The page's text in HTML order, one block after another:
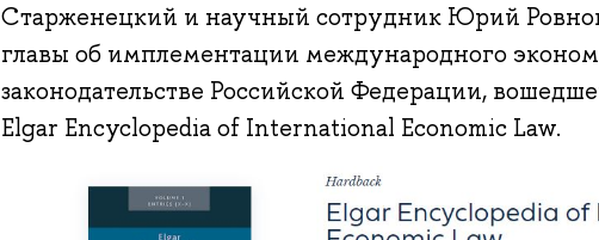
Старженецкий и научный сотрудник Юрий
главы об имплементации международного
законодательстве Российской Федерации,
Elgar Encyclopedia of International Economic Law.